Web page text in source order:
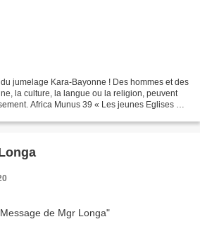
jumelage Kara-Bayonne ! Des hommes et des
la culture, la langue ou la religion, peuvent
Africa Munus 39 « Les jeunes Eglises ont